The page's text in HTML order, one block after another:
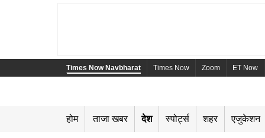
Times Now Navbharat Times Now Zoom ET Now
होम ताजा खबर देश स्पोर्ट्स शहर एजुकेशन